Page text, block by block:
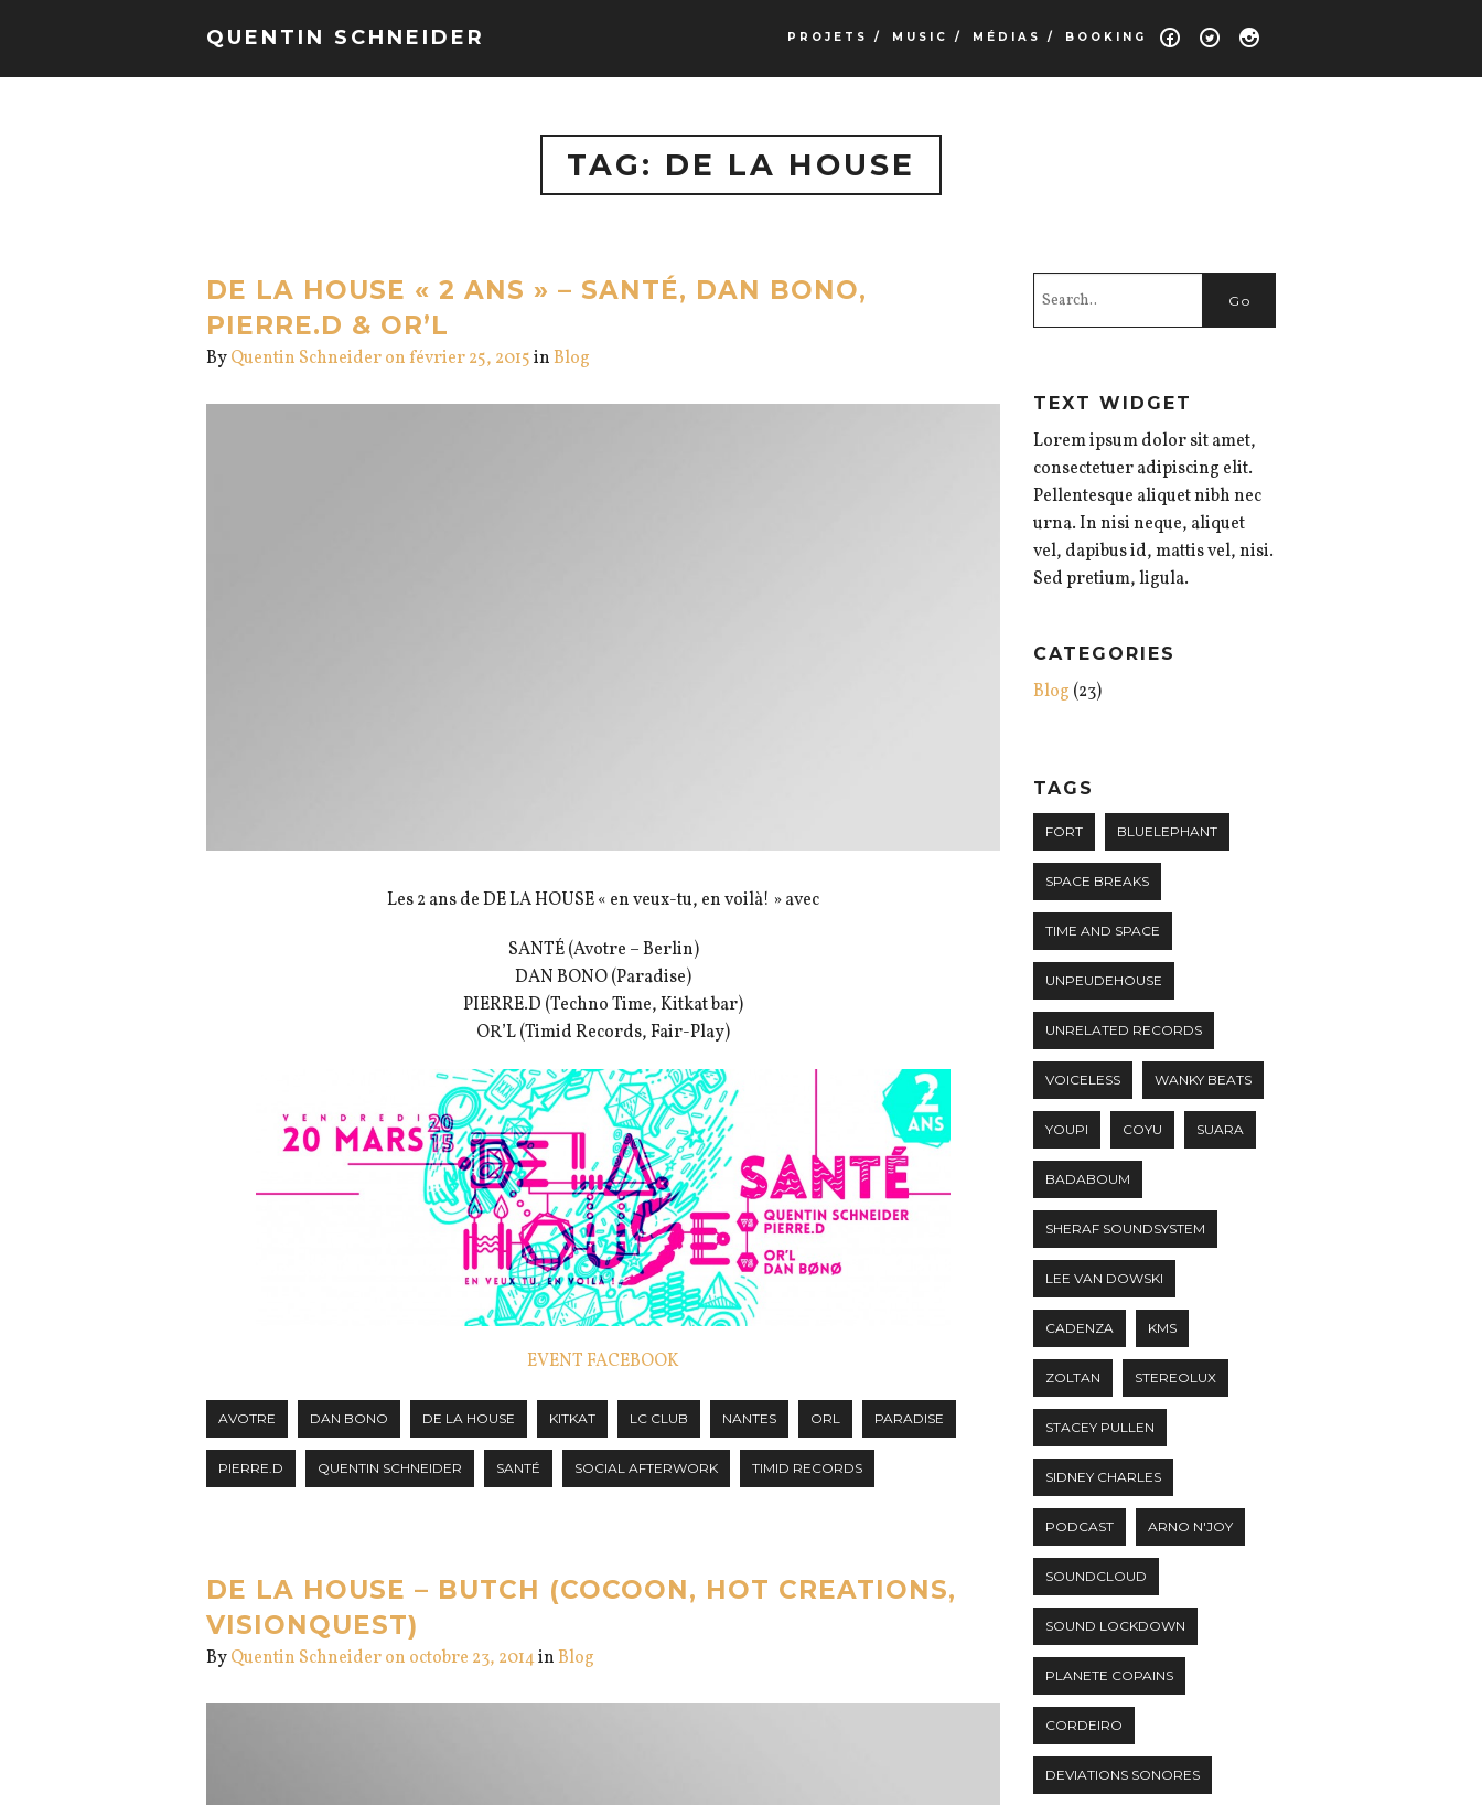
QUENTIN SCHNEIDER PROJETS / MUSIC / MÉDIAS / BOOKING
TAG: DE LA HOUSE
DE LA HOUSE « 2 ANS » – SANTÉ, DAN BONO,
PIERRE.D & OR’L
ByQuentin Schneideron février 25, 2015in Blog
Les 2 ans de DE LA HOUSE « en veux-tu, en voilà! » avec
SANTÉ (Avotre – Berlin)
DAN BONO (Paradise)
PIERRE.D (Techno Time, Kitkat bar)
OR’L (Timid Records, Fair-Play)
EVENT FACEBOOK
AVOTRE DAN BONO DE LA HOUSE KITKAT LC CLUB NANTES ORL PARADISE
PIERRE.D QUENTIN SCHNEIDER SANTÉ SOCIAL AFTERWORK TIMID RECORDS
DE LA HOUSE – BUTCH (COCOON, HOT CREATIONS,
VISIONQUEST)
ByQuentin Schneideron octobre 23, 2014in Blog
TEXT WIDGET
Lorem ipsum dolor sit amet,
consectetuer adipiscing elit.
Pellentesque aliquet nibh nec
urna. In nisi neque, aliquet
vel, dapibus id, mattis vel, nisi.
Sed pretium, ligula.
CATEGORIES
Blog (23)
TAGS
FORT BLUELEPHANT
SPACE BREAKS
TIME AND SPACE
UNPEUDEHOUSE
UNRELATED RECORDS
VOICELESS WANKY BEATS
YOUPI COYU SUARA
BADABOUM
SHERAF SOUNDSYSTEM
LEE VAN DOWSKI
CADENZA KMS
ZOLTAN STEREOLUX
STACEY PULLEN
SIDNEY CHARLES
PODCAST ARNO N'JOY
SOUNDCLOUD
SOUND LOCKDOWN
PLANETE COPAINS
CORDEIRO
DEVIATIONS SONORES